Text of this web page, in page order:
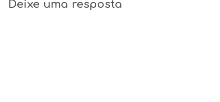
Deixe uma resposta